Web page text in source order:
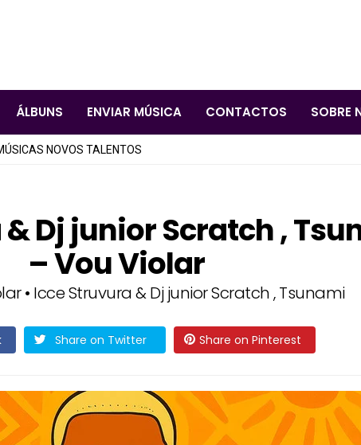
ÁLBUNS ENVIAR MÚSICA CONTACTOS SOBRE
NOVOS TALENTOS
Dj junior Scratch ,
– Vou Violar
• Icce Struvura & Dj junior Scratch , Tsunami
Share on Twitter Share on Pinterest